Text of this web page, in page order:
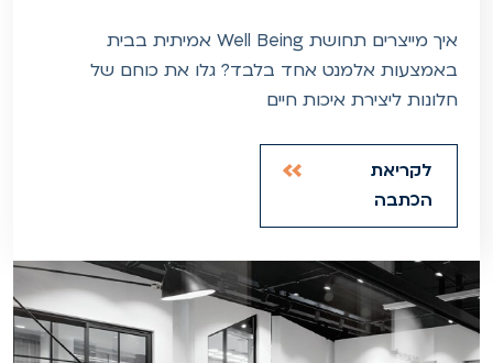
איך מייצרים תחושת Well Being אמיתית בבית
באמצעות אלמנט אחד בלבד? גלו את כוחם של
חלונות ליצירת איכות חיים
לקריאת
הכתבה